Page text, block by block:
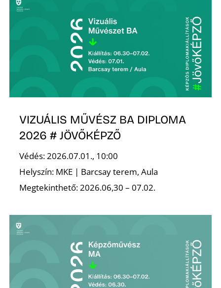
VIZUÁLIS MŰVÉSZ BA DIPLOMA
2026 # JÖVŐKÉPZŐ
Védés: 2026.07.01., 10:00
Helyszín: MKE | Barcsay terem, Aula
Megtekinthető: 2026.06,30 – 07.02.